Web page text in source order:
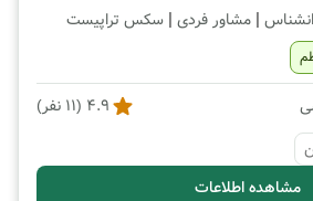
| مشاور فردی | سکس تراپیست
4.9
(
11 نفر)
مشاهده اطلاعات